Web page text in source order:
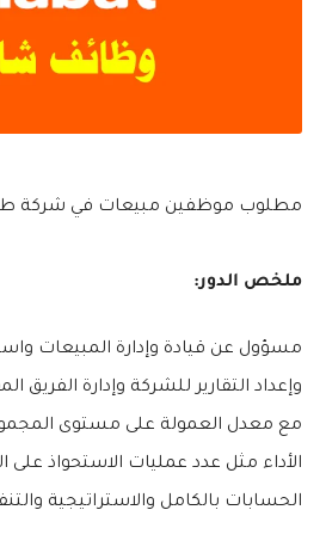
مطلوب موظفين مبيعات في شركة
ملخص الدور:
مسؤول عن قيادة وإدارة المبيعات
وإعداد التقارير للشركة وإدارة الفريق
مع معدل العمولة على مستوى
الأداء مثل عدد عمليات الاستحواذ على
الحسابات بالكامل والاستراتيجية